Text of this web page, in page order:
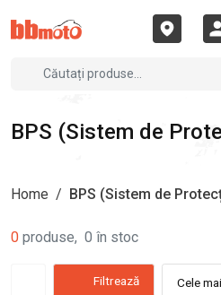
BPS (Sistem de
Home / BPS (Sistem de
0 produse, 0 în stoc
Filtrează Cele